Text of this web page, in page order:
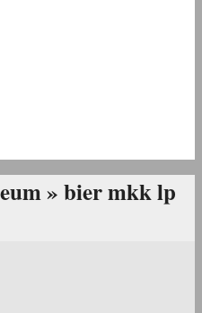
»bier mkk lp